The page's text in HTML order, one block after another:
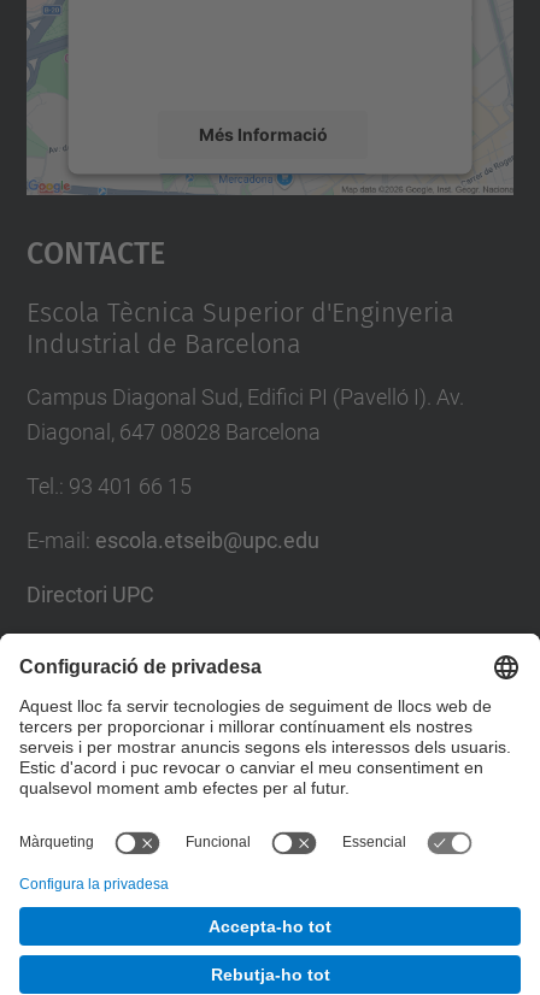
Més Informació
Accepta
powered by
Contacte
Escola Tècnica Superior d'Enginyeria
Industrial de Barcelona
Campus Diagonal Sud, Edifici PI (Pavelló I). Av.
Diagonal, 647 08028 Barcelona
Tel. : 93 401 66 15
E-mail: escola.etseib@upc.edu
Directori UPC
Llista Xarxes Socials
© UPCEscola Tècnica Superior d'Enginyeria Industrial de